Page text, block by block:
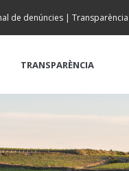
de denúncies | Transparència
TRANSPARÈNCIA